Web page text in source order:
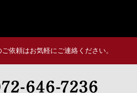
依頼はお気軽にご連絡ください。